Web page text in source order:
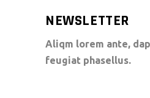
NEWSLETTER
Aliqm lorem ante,
feugiat phasellus.